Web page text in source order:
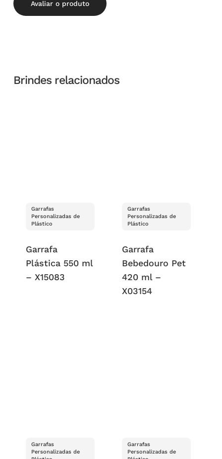
Avaliar o produto
Brindes relacionados
Garrafas
Personalizadas de
Plástico
Garrafa
Plástica 550 ml
– X15083
Garrafas
Personalizadas de
Plástico
Garrafa
Bebedouro Pet
420 ml –
X03154
Garrafas
Personalizadas de
Garrafas
Personalizadas de